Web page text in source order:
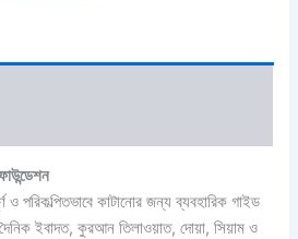
পরিকল্পিতভাবে কাটানোর জন্য ব্যবহারিক গাইড
ইবাদত, কুরআন তিলাওয়াত, দোয়া, সিয়াম ও